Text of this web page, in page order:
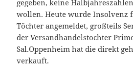
gegeben, keine
wollen. Heute wurde Insolvenz
Töchter angemeldet, großteils
der Versandhandelstochter
Sal.Oppenheim hat die direkt
verkauft.